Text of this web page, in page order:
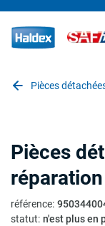
Pièces
Pièces
réparation
référence:
statut: n'est plus en